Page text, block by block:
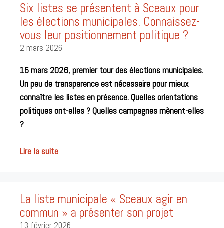
Six listes se présentent à Sceaux pour
les élections municipales. Connaissez-
vous leur positionnement politique ?
2 mars 2026
15 mars 2026, premier tour des élections municipales.
Un peu de transparence est nécessaire pour mieux
connaître les listes en présence. Quelles orientations
politiques ont-elles ? Quelles campagnes mènent-elles
?
Lire la suite
La liste municipale « Sceaux agir en
commun » a présenter son projet
13 février 2026